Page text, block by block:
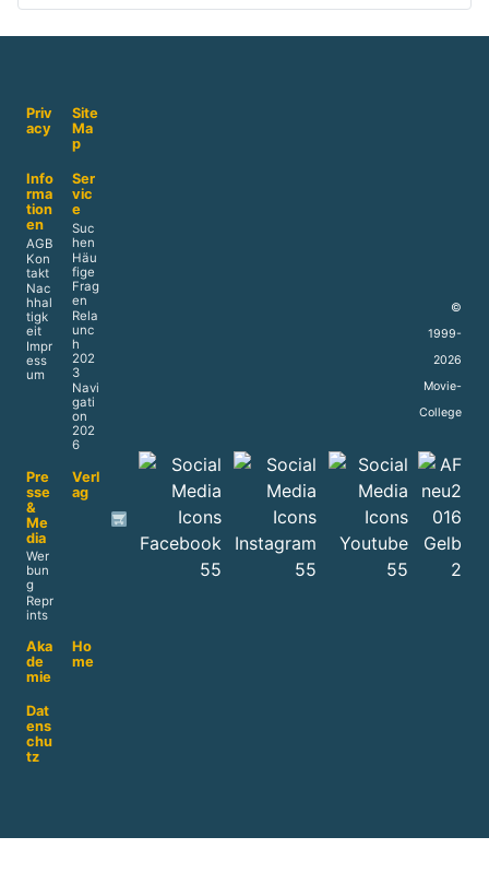
Priv
acy
Site
Ma
p
Info
rma
tion
en
AGB
Kon
takt
Nac
hhal
tigk
eit
Impr
ess
um
Ser
vic
e
Suc
hen
Häu
fige
Frag
en
Rela
unc
h
202
3
Navi
gati
on
202
6
Pre
sse
&
Me
dia
Wer
bun
g
Repr
ints
Verl
ag
Aka
de
mie
Ho
me
Dat
ens
chu
tz
©
1999-
2026
Movie-
College